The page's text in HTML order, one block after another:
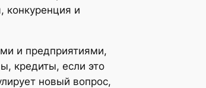
конкуренция и
и предприятиями,
кредиты, если это
новый вопрос,